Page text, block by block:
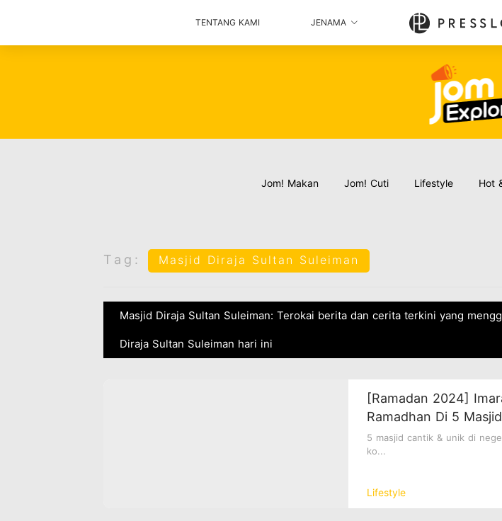
TENTANG KAMI JENAMA
Jom! Makan Jom! Cuti Lifestyle Hot
Tag: Masjid Diraja Sultan Suleiman
Masjid Diraja Sultan Suleiman: Terokai berita dan cerita terkini yang
Diraja Sultan Suleiman hari ini
Lifestyle
[Ramadan 2024]
Ramadhan Di 5
Negeri Selangor
5 masjid cantik & unik di
ko...